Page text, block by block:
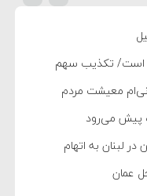
است/ تکذیب سهم
معیشت مردم
پیش می‌رود
لبنان به اتهام
عمان